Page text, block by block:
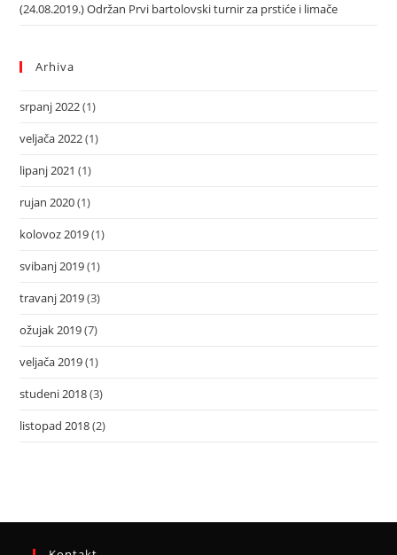
(24.08.2019.) Održan Prvi bartolovski turnir za prstiće i limače
Arhiva
srpanj 2022(1)
veljača 2022(1)
lipanj 2021 (1)
rujan 2020(1)
kolovoz 2019(1)
svibanj 2019(1)
travanj 2019(3)
ožujak 2019(7)
veljača 2019(1)
studeni 2018(3)
listopad 2018(2)